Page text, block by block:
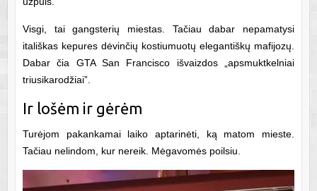
Visgi, tai gangsterių miestas. Tačiau dabar nepamatysi
itališkas kepures dėvinčių kostiumuotų elegantiškų mafijozų.
Dabar čia GTA San Francisco išvaizdos „apsmuktkelniai
triusikarodžiai”.
Ir lošėm ir gėrėm
Turėjom pakankamai laiko aptarinėti, ką matom mieste.
Tačiau nelindom, kur nereik. Mėgavomės poilsiu.